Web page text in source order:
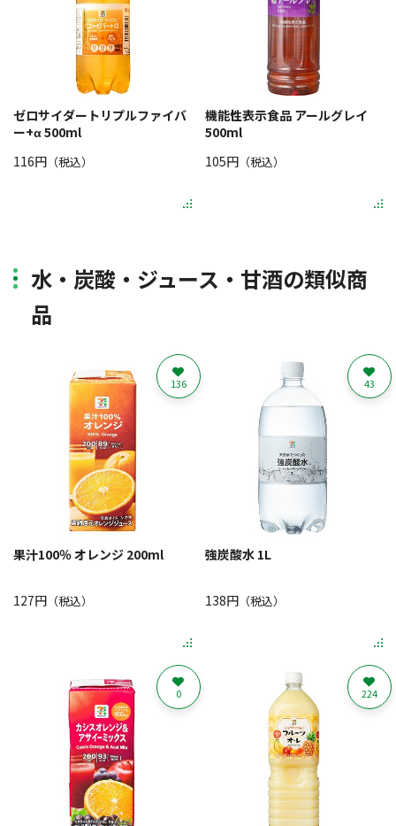
ゼロサイダートリプルファイバ
ー+α 500ml
116円 （税込）
機能性表示食品 アールグレイ
500ml
105円（税込）
水・炭酸・ジュース・甘酒の類似商
品
果汁100％ オレンジ 200ml
127円 （税込）
136
強炭酸水 1L
138円（税込）
43
0 224